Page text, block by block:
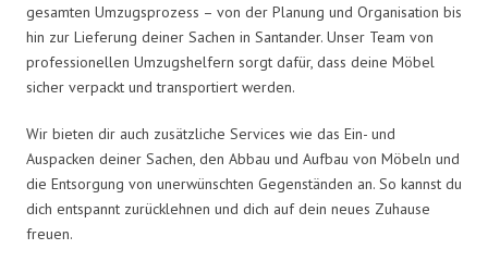
gesamten Umzugsprozess – von der Planung und Organisation bis
hin zur Lieferung deiner Sachen in Santander. Unser Team von
professionellen Umzugshelfern sorgt dafür, dass deine Möbel
sicher verpackt und transportiert werden.
Wir bieten dir auch zusätzliche Services wie das Ein- und
Auspacken deiner Sachen, den Abbau und Aufbau von Möbeln und
die Entsorgung von unerwünschten Gegenständen an. So kannst du
dich entspannt zurücklehnen und dich auf dein neues Zuhause
freuen.